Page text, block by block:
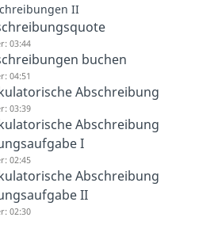
II
03:44
buchen
04:51
Abschreibung
03:39
Abschreibung
I
02:45
Abschreibung
II
02:30